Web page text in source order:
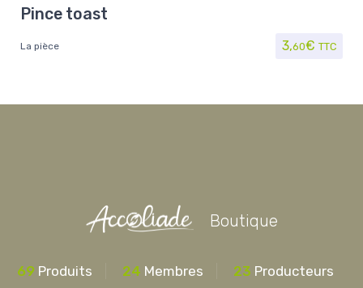
Pince toast
La pièce 3,60€ TTC
Boutique
69 Produits 24 Membres 23 Producteurs